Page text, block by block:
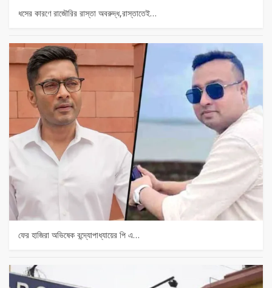
ধসের কারণে রাজৌরির রাস্তা অবরুদ্ধ,রাস্তাতেই…
ফের হাজিরা অভিষেক বন্দ্যোপাধ্যায়ের পি এ…